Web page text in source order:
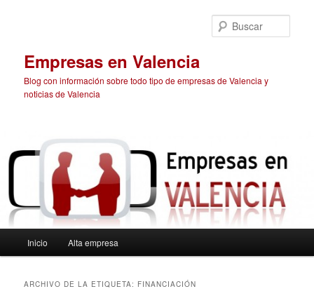
Empresas en Valencia
Blog con información sobre todo tipo de empresas de Valencia y
noticias de Valencia
principal
Inicio Alta empresa
ARCHIVO DE LA ETIQUETA: FINANCIACIÓN